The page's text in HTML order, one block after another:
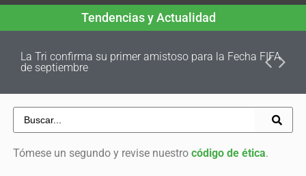
Tendencias y Actualidad
La Tri confirma su primer amistoso para la Fecha FIFA
de septiembre
Tómese un segundo y revise nuestro código de ética.